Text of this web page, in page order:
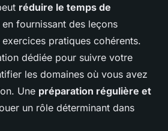
réduire le temps de
en fournissant des leçons
pratiques cohérents.
dédiée pour suivre votre
les domaines où vous avez
Une préparation régulière et
un rôle déterminant dans